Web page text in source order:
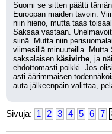
Suomi se sitten päätti
Euroopan maiden tavoin.
niin hieno, mutta taas
Saksaa vastaan.
siinä. Mutta niin
viimesillä minuuteilla.
saksalaisen käsivirhe, ja
ehdottomasti poikki. Jos
asti äärimmäisen
auta jälkeenpäin valittaa,
Sivuja: 1 2 3 4 5 6 7